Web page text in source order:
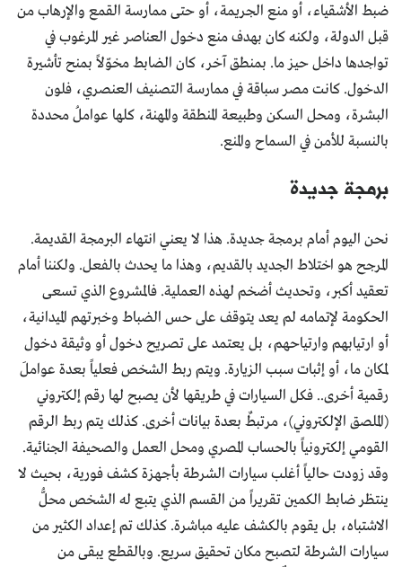
ضبط الأشقياء، أو منع الجريمة، أو حتى ممارسة القمع والإرهاب من
قبل الدولة، ولكنه كان بهدف منع دخول العناصر غير المرغوب في
تواجدها داخل حيز ما. بمنطق آخر، كان الضابط مخوّلاً بمنح تأشيرة
الدخول. كانت مصر سباقة في ممارسة التصنيف العنصري، فلون
البشرة، ومحل السكن وطبيعة المنطقة والمهنة، كلها عواملُ محددة
بالنسبة للأمن في السماح والمنع.
برمجة جديدة
نحن اليوم أمام برمجة جديدة. هذا لا يعني انتهاء البرمجة القديمة.
المرجح هو اختلاط الجديد بالقديم، وهذا ما يحدث بالفعل. ولكننا أمام
تعقيد أكبر، وتحديث أضخم لهذه العملية. فالمشروع الذي تسعى
الحكومة لإتمامه لم يعد يتوقف على حس الضباط وخبرتهم الميدانية،
أو ارتيابهم وارتياحهم، بل يعتمد على تصريح دخول أو وثيقة دخول
لمكان ما، أو إثبات سبب الزيارة. ويتم ربط الشخص فعلياً بعدة عواملَ
رقمية أخرى.. فكل السيارات في طريقها لأن يصبح لها رقم إلكتروني
(الملصق الإلكتروني)، مرتبطٌ بعدة بيانات أخرى. كذلك يتم ربط الرقم
القومي إلكترونياً بالحساب المصري ومحل العمل والصحيفة الجنائية.
وقد زودت حالياً أغلب سيارات الشرطة بأجهزة كشف فورية، بحيث لا
ينتظر ضابط الكمين تقريراً من القسم الذي يتبع له الشخص محلُّ
الاشتباه، بل يقوم بالكشف عليه مباشرة. كذلك تم إعداد الكثير من
سيارات الشرطة لتصبح مكان تحقيق سريع. وبالقطع يبقى من